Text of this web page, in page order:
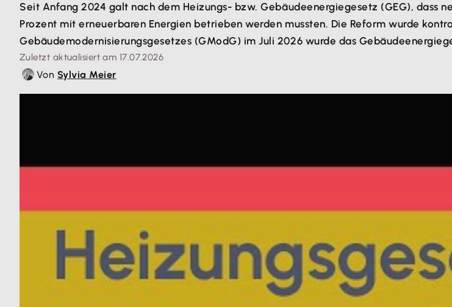
Seit Anfang 2024 galt nach dem Heizungs- bzw. Gebäudeenergiegesetz (GEG), dass
Prozent mit erneuerbaren Energien betrieben werden mussten. Die Reform wurde
Gebäudemodernisierungsgesetzes (GModG) im Juli 2026 wurde das
Zuletzt aktualisiert am 17.07.2026
Von Sylvia Meier